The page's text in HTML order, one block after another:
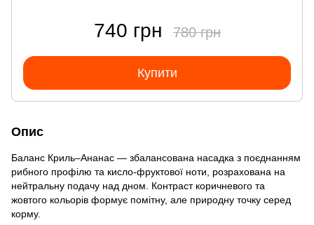
740 грн 780 грн
Купити
Опис
Баланс Криль–Ананас — збалансована насадка з поєднанням
рибного профілю та кисло-фруктової ноти, розрахована на
нейтральну подачу над дном. Контраст коричневого та
жовтого кольорів формує помітну, але природну точку серед
корму.